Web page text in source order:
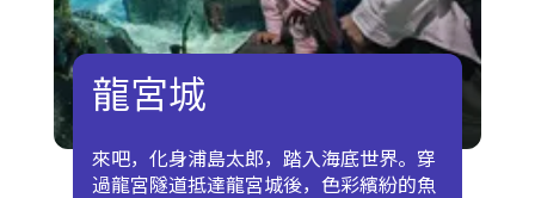
龍宮城
來吧，化身浦島太郎，踏入海底世界。穿
過龍宮隧道抵達龍宮城後，色彩繽紛的魚